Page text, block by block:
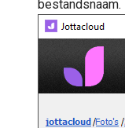
bestandsnaam.